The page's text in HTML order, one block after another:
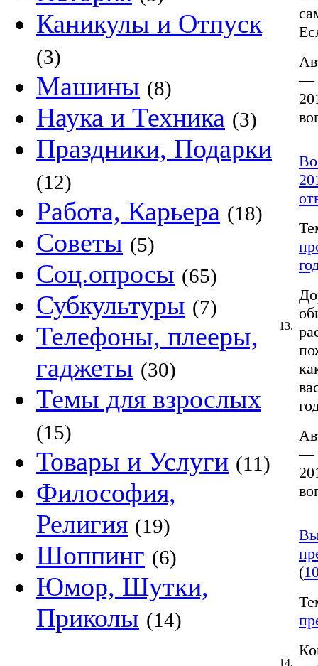
Каникулы и Отпуск
(3)
Машины (8)
Наука и Техника (3)
Праздники, Подарки
(12)
Работа, Карьера (18)
Советы (5)
Соц.опросы (65)
Субкультуры (7)
Телефоны, плееры,
гаджеты (30)
Темы для взрослых
(15)
Товары и Услуги (11)
Философия,
Религия (19)
Шоппинг (6)
Юмор, Шутки,
Приколы (14)
—
13.
—
14.
(